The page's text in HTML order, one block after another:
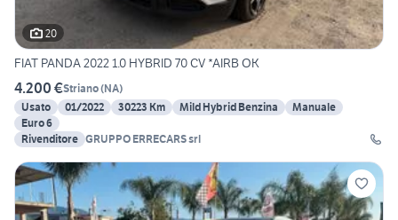
20
FIAT PANDA 2022 1.0 HYBRID 70 CV *AIRB OK
4.200 €Striano(NA)
Usato
01/2022 30223 Km Mild Hybrid Benzina
Manuale
Euro 6
Rivenditore GRUPPO ERRECARS srl